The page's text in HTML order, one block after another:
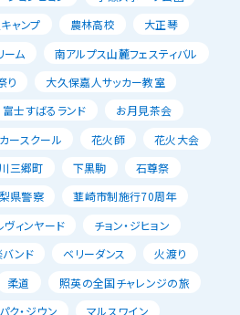
ャンプ 農林高校
大正琴
ーム
南アルプス山麓フェスティバル
り
大久保嘉人サッカー教室
富士すばるランド
お月見茶会
ースクール 花火師
花火大会
三郷町 下黒駒
石尊祭
県警察
韮崎市制施行70周年
ヴィンヤード
チョン・ジヒョン
ンド ベリーダンス
火渡り
柔道
照英の全国チャレンジの旅
パク・ジウン
マルスワイン